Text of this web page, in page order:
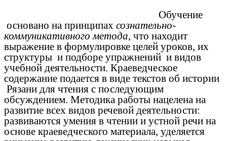
Обучение
основано на принципах сознательно-
коммуникативного метода, что находит
выражение в формулировке целей уроков, их
структуры и подборе упражнений и видов
учебной деятельности. Краеведческое
содержание подается в виде текстов об истории
Рязани для чтения с последующим
обсуждением. Методика работы нацелена на
развитие всех видов речевой деятельности:
развиваются умения в чтении и устной речи на
основе краеведческого материала, уделяется